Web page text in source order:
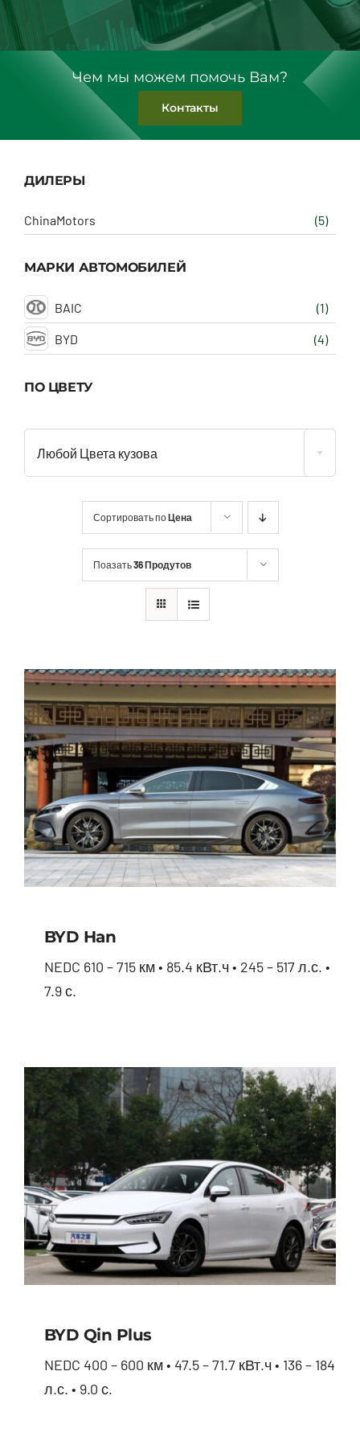
Чем мы можем помочь Вам?
Контакты
ДИЛЕРЫ
ChinaMotors (5)
МАРКИ АВТОМОБИЛЕЙ
BAIC (1)
BYD (4)
ПО ЦВЕТУ
Любой Цвета кузова
Сортировать поЦена
Поазать36 Продутов
BYD Han
NEDC 610 – 715 км • 85.4 кВт.ч • 245 – 517 л.с. •
7.9 с.
BYD Qin Plus
NEDC 400 – 600 км • 47.5 – 71.7 кВт.ч • 136 – 184
л.с. • 9.0 с.